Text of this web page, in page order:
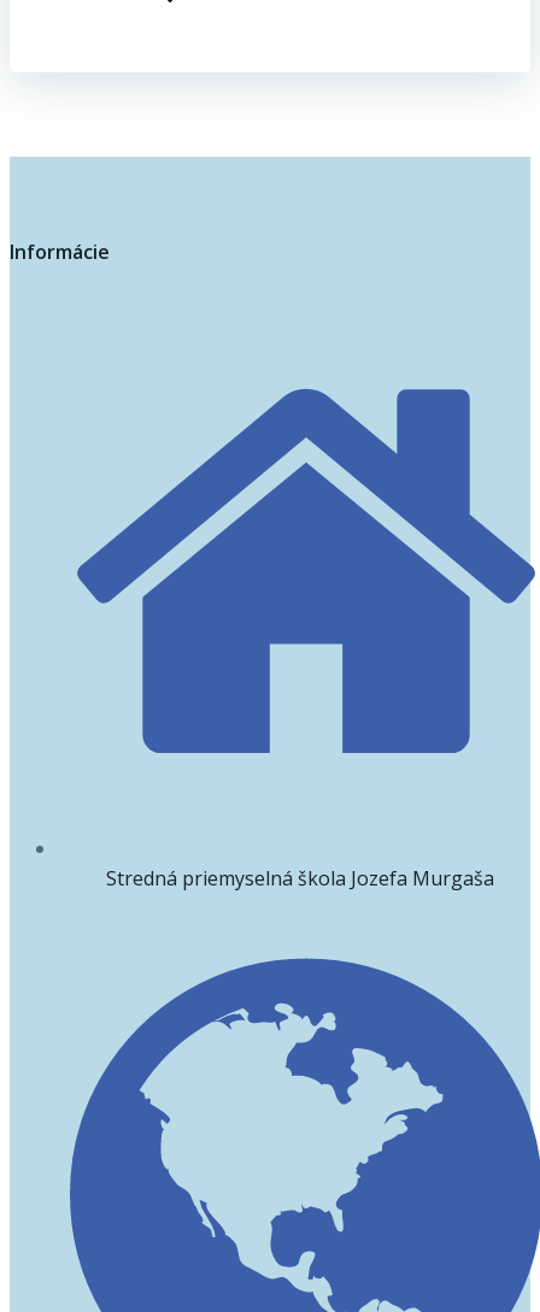
Informácie
Stredná priemyselná škola Jozefa Murgaša